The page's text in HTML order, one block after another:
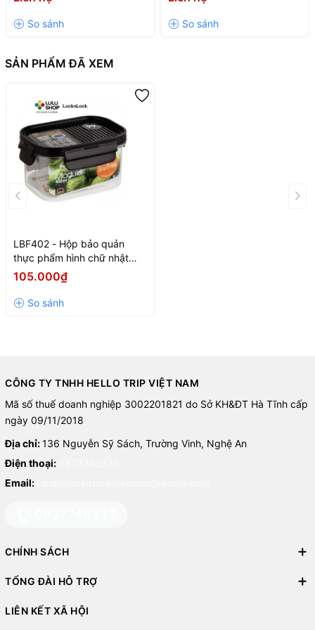
Màu đen
SẢN PHẨM ĐÃ XEM
LBF402 - Hộp bảo quản
thực phẩm hình chữ nhật
Bisfree Modular 450ml
105.000₫
CÔNG TY TNHH HELLO TRIP VIỆT NAM
Mã số thuế doanh nghiệp 3002201821 do Sở KH&ĐT Hà Tĩnh cấp
ngày 09/11/2018
Địa chỉ:136 Nguyễn Sỹ Sách, Trường Vinh, Nghệ An
Điện thoại:
Email:
CHÍNH SÁCH
TỔNG ĐÀI HỖ TRỢ
LIÊN KẾT XÃ HỘI